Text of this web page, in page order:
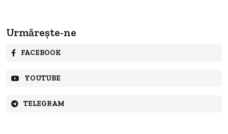
Urmărește-ne
FACEBOOK
YOUTUBE
TELEGRAM